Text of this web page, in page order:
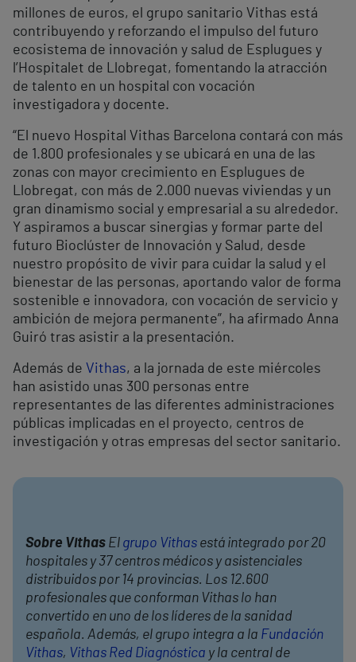
millones de euros, el grupo sanitario Vithas está
contribuyendo y reforzando el impulso del futuro
ecosistema de innovación y salud de Esplugues y
l’Hospitalet de Llobregat, fomentando la atracción
de talento en un hospital con vocación
investigadora y docente.
“El nuevo Hospital Vithas Barcelona contará con más
de 1.800 profesionales y se ubicará en una de las
zonas con mayor crecimiento en Esplugues de
Llobregat, con más de 2.000 nuevas viviendas y un
gran dinamismo social y empresarial a su alrededor.
Y aspiramos a buscar sinergias y formar parte del
futuro Bioclúster de Innovación y Salud, desde
nuestro propósito de vivir para cuidar la salud y el
bienestar de las personas, aportando valor de forma
sostenible e innovadora, con vocación de servicio y
ambición de mejora permanente”, ha afirmado Anna
Guiró tras asistir a la presentación.
Además de Vithas, a la jornada de este miércoles
han asistido unas 300 personas entre
representantes de las diferentes administraciones
públicas implicadas en el proyecto, centros de
investigación y otras empresas del sector sanitario.
Sobre Vithas El grupo Vithas está integrado por 20
hospitales y 37 centros médicos y asistenciales
distribuidos por 14 provincias. Los 12.600
profesionales que conforman Vithas lo han
convertido en uno de los líderes de la sanidad
española. Además, el grupo integra a la Fundación
Vithas, Vithas Red Diagnóstica y la central de